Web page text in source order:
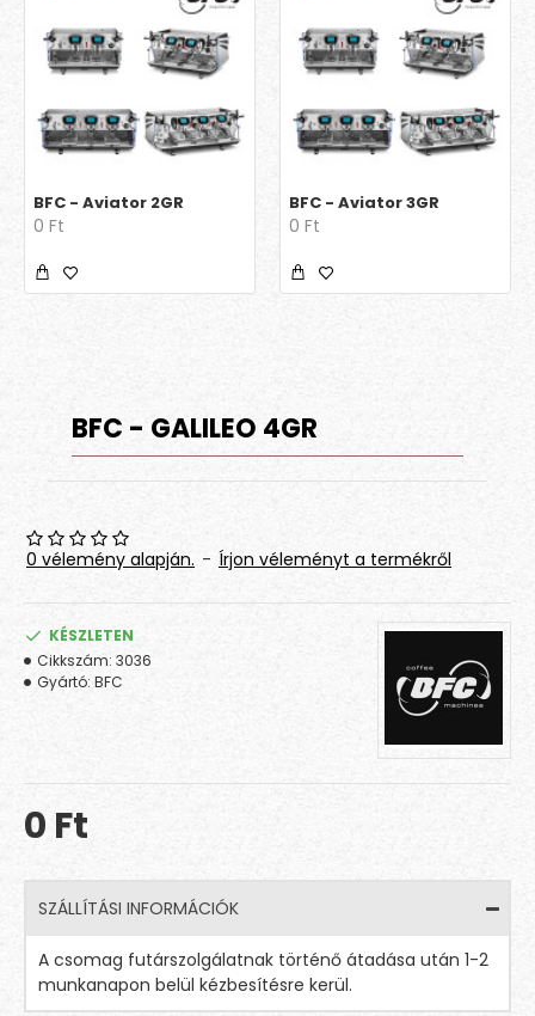
BFC - Aviator 2GR
0 Ft
BFC - Aviator 3GR
0 Ft
BFC - GALILEO 4GR
0 vélemény alapján. - Írjon véleményt a termékről
0 Ft
KÉSZLETEN
Cikkszám: 3036
Gyártó: BFC
SZÁLLÍTÁSI INFORMÁCIÓK
A csomag futárszolgálatnak történő átadása után 1-2
munkanapon belül kézbesítésre kerül.